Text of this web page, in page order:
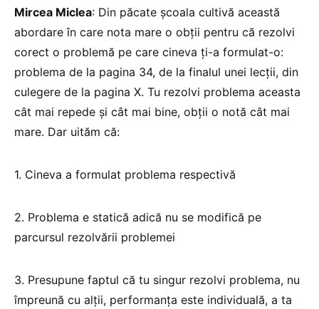
Mircea Miclea: Din păcate școala cultivă această
abordare în care nota mare o obții pentru că rezolvi
corect o problemă pe care cineva ți-a formulat-o:
problema de la pagina 34, de la finalul unei lecții, din
culegere de la pagina X. Tu rezolvi problema aceasta
cât mai repede și cât mai bine, obții o notă cât mai
mare. Dar uităm că:
1. Cineva a formulat problema respectivă
2. Problema e statică adică nu se modifică pe
parcursul rezolvării problemei
3. Presupune faptul că tu singur rezolvi problema, nu
împreună cu alții, performanța este individuală, a ta